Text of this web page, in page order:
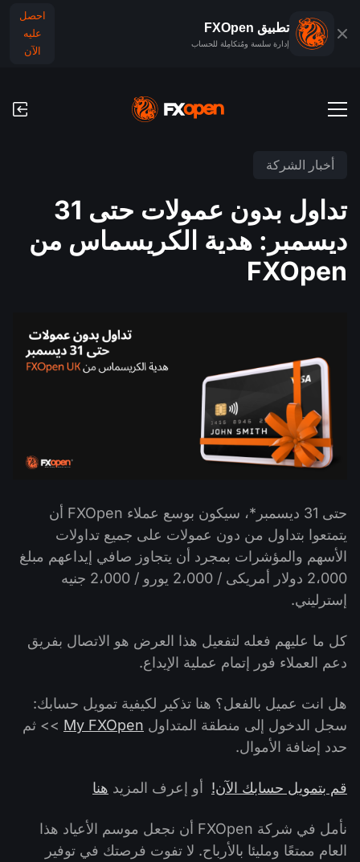
تطبيق FXOpen
إدارة سلسة ومُتكامِلة للحساب
احصل
عليه
الآن
الحساب التجريبي للفوركس
العمولات ورسوم التبييت (السواب)
عمليات الدفع
عمليات الإيداع والسحب
الفوركس
المؤشرات
التداول في صناديق الإستثمار المتداولة (ETF)
العملات الرقمية
منصَّات التداوُل
TickTrader
iOS FXOpen App
Android FXOpen App
المُخدِّم الافتراضي الخاص (VPS)
واجهة API وفق بروتوكول FIX
التقويم الاقتصادي
تقويم توزيعات الأرباح
منتدى الفوركس
مركز المساعدة
ما هو التداوُل عبر شبكة الاتصالات الإلكترونية (ECN)؟
ما هو وسيط الفوركس؟
لماذا نحن؟
تاريخنا
اتصل بنا
أخبار الشركة
تداول بدون عمولات حتى 31
ديسمبر: هدية الكريسماس من
FXOpen
حتى 31 ديسمبر*، سيكون بوسع عملاء FXOpen أن
يتمتعوا بتداول من دون عمولات على جميع تداولات
الأسهم والمؤشرات بمجرد أن يتجاوز صافي إيداعهم مبلغ
2،000 دولار أمريكى / 2،000 يورو / 2،000 جنيه
إسترليني.
كل ما عليهم فعله لتفعيل هذا العرض هو الاتصال بفريق
دعم العملاء فور إتمام عملية الإيداع.
هل انت عميل بالفعل؟ هنا تذكير لكيفية تمويل حسابك:
سجل الدخول إلى منطقة المتداول My FXOpen >> ثم
حدد إضافة الأموال.
قم بتمويل حسابك الآن! أو إعرف المزيد هنا
نأمل في شركة FXOpen أن نجعل موسم الأعياد هذا
العام ممتعًا ومليئا بالأرباح. لا تفوت فرصتك في توفير